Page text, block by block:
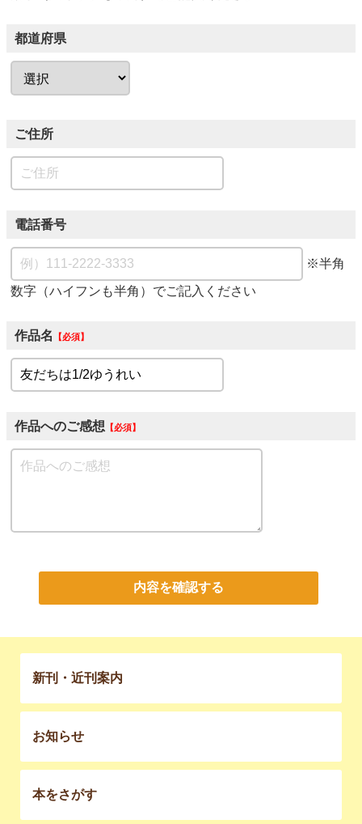
都道府県
ご住所
電話番号
※半角
数字（ハイフンも半角）でご記入ください
作品名 必須
作品へのご感想 必須
内容を確認する
新刊・近刊案内
お知らせ
本をさがす